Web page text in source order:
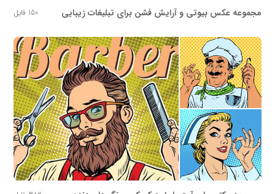
مجموعه عکس بیوتی و آرایش فشن برای تبلیغات زیبایی 150 فایل